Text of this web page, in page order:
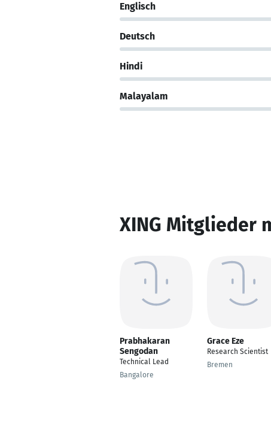
Englisch
Deutsch
Hindi
Malayalam
XING Mitglieder
Prabhakaran
Sengodan
Technical Lead
Bangalore
Grace Eze
Research Scientist
Bremen